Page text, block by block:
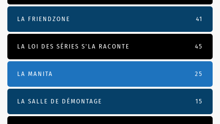
LA FRIENDZONE 41
LA LOI DES SÉRIES S'LA RACONTE 45
LA MANITA 25
LA SALLE DE DÉMONTAGE 15